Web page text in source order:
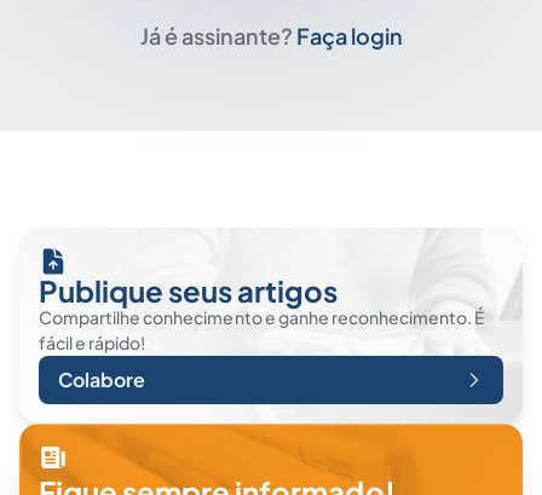
Já é assinante? Faça login
Publique seus artigos
Compartilhe conhecimento e ganhe reconhecimento. É
fácil e rápido!
Colabore